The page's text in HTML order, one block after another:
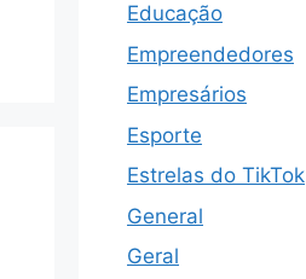
Educação
Empreendedores
Empresários
Esporte
Estrelas do TikTok
General
Geral